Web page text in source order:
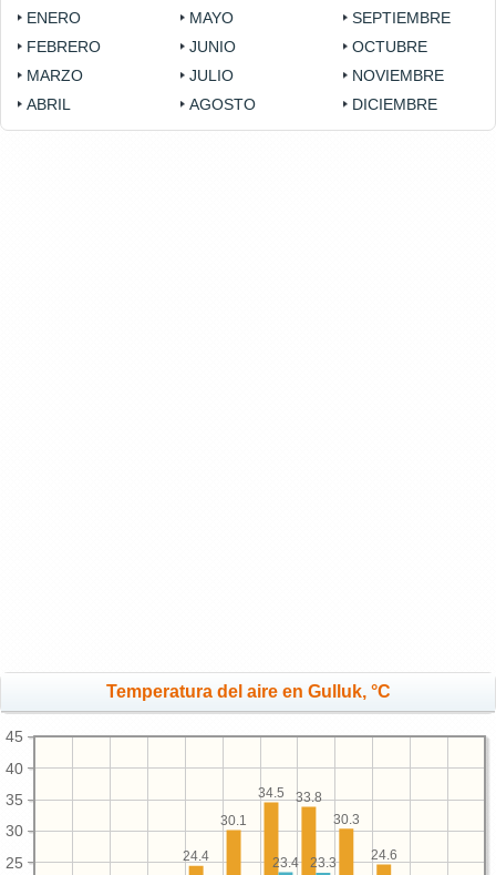
ENERO
FEBRERO
MARZO
ABRIL
MAYO
JUNIO
JULIO
AGOSTO
SEPTIEMBRE
OCTUBRE
NOVIEMBRE
DICIEMBRE
Temperatura del aire en Gulluk, °C
25
30
35
40
45
24.6
30.3
33.8
34.5
30.1
24.4 23.3
23.4